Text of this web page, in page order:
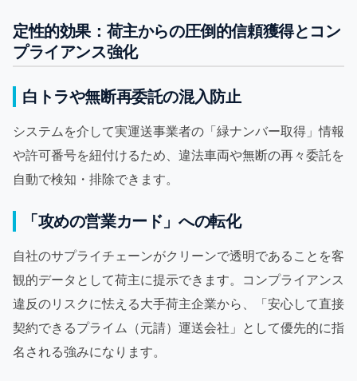
定性的効果：荷主からの圧倒的信頼獲得とコン
プライアンス強化
白トラや無断再委託の混入防止
システムを介して実運送事業者の「緑ナンバー取得」情報
や許可番号を紐付けるため、違法車両や無断の再々委託を
自動で検知・排除できます。
「攻めの営業カード」への転化
自社のサプライチェーンがクリーンで透明であることを客
観的データとして荷主に提示できます。コンプライアンス
違反のリスクに怯える大手荷主企業から、「安心して直接
契約できるプライム（元請）運送会社」として優先的に指
名される強みになります。